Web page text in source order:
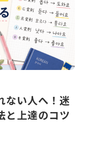
ない人へ！迷
と上達のコツ